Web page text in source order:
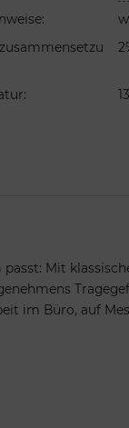
:
:
Mit
im Büro, auf